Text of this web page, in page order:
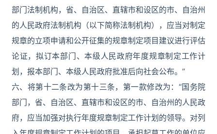
部门法制机构，省、自治区、直辖市和设区的市、自治州
的人民政府法制机构（以下简称法制机构），应当对制定
规章的立项申请和公开征集的规章制定项目建议进行评估
论证，拟订本部门、本级人民政府年度规章制定工作计
划，报本部门、本级人民政府批准后向社会公布。”
六、将第十二条改为第十三条，第一款修改为：“国务院
部门，省、自治区、直辖市和设区的市、自治州的人民政
府，应当加强对执行年度规章制定工作计划的领导。对列